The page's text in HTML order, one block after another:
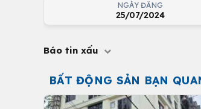
NGÀY ĐĂNG
25/07/2024
Báo tin xấu
BẤT ĐỘNG SẢN BẠN